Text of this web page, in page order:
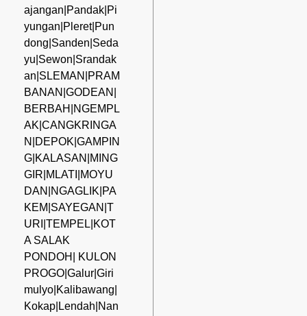
ajangan|Pandak|Pi
yungan|Pleret|Pun
dong|Sanden|Seda
yu|Sewon|Srandak
an|SLEMAN|PRAM
BANAN|GODEAN|
BERBAH|NGEMPL
AK|CANGKRINGA
N|DEPOK|GAMPIN
G|KALASAN|MING
GIR|MLATI|MOYU
DAN|NGAGLIK|PA
KEM|SAYEGAN|T
URI|TEMPEL|KOT
A SALAK
PONDOH| KULON
PROGO|Galur|Giri
mulyo|Kalibawang|
Kokap|Lendah|Nan